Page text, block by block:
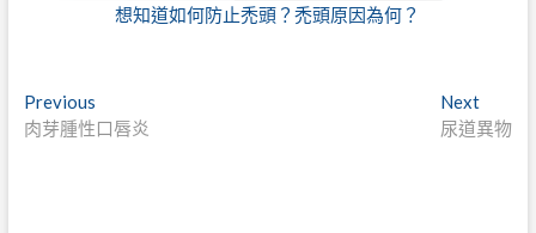
想知道如何防止禿頭？禿頭原因為何？
文
章
PreviousPrevious
post:
肉芽腫性口唇炎
NextNext
post:
尿道異物